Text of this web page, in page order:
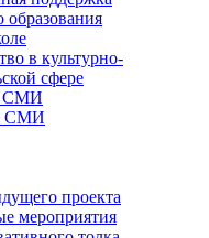
образования
в культурно-
сфере
СМИ
СМИ
проекта
мероприятия